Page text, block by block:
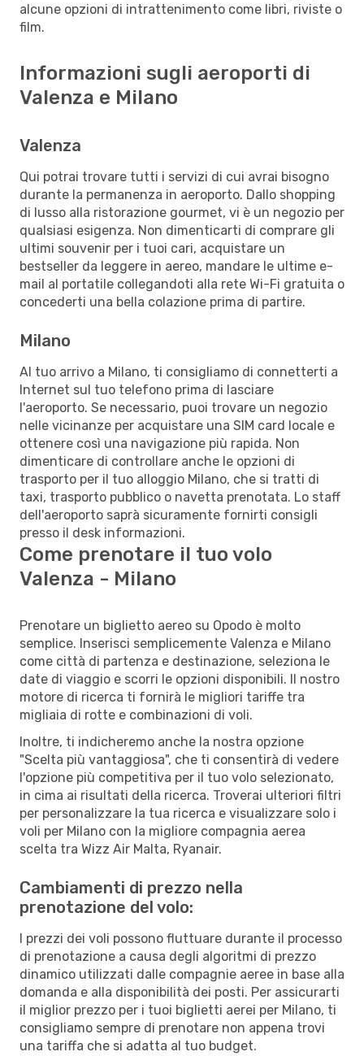
alcune opzioni di intrattenimento come libri, riviste o
film.
Informazioni sugli aeroporti di
Valenza e Milano
Valenza
Qui potrai trovare tutti i servizi di cui avrai bisogno
durante la permanenza in aeroporto. Dallo shopping
di lusso alla ristorazione gourmet, vi è un negozio per
qualsiasi esigenza. Non dimenticarti di comprare gli
ultimi souvenir per i tuoi cari, acquistare un
bestseller da leggere in aereo, mandare le ultime e-
mail al portatile collegandoti alla rete Wi-Fi gratuita o
concederti una bella colazione prima di partire.
Milano
Al tuo arrivo a Milano, ti consigliamo di connetterti a
Internet sul tuo telefono prima di lasciare
l'aeroporto. Se necessario, puoi trovare un negozio
nelle vicinanze per acquistare una SIM card locale e
ottenere così una navigazione più rapida. Non
dimenticare di controllare anche le opzioni di
trasporto per il tuo alloggio Milano, che si tratti di
taxi, trasporto pubblico o navetta prenotata. Lo staff
dell'aeroporto saprà sicuramente fornirti consigli
presso il desk informazioni.
Come prenotare il tuo volo
Valenza - Milano
Prenotare un biglietto aereo su Opodo è molto
semplice. Inserisci semplicemente Valenza e Milano
come città di partenza e destinazione, seleziona le
date di viaggio e scorri le opzioni disponibili. Il nostro
motore di ricerca ti fornirà le migliori tariffe tra
migliaia di rotte e combinazioni di voli.
Inoltre, ti indicheremo anche la nostra opzione
"Scelta più vantaggiosa", che ti consentirà di vedere
l'opzione più competitiva per il tuo volo selezionato,
in cima ai risultati della ricerca. Troverai ulteriori filtri
per personalizzare la tua ricerca e visualizzare solo i
voli per Milano con la migliore compagnia aerea
scelta tra Wizz Air Malta, Ryanair.
Cambiamenti di prezzo nella
prenotazione del volo:
I prezzi dei voli possono fluttuare durante il processo
di prenotazione a causa degli algoritmi di prezzo
dinamico utilizzati dalle compagnie aeree in base alla
domanda e alla disponibilità dei posti. Per assicurarti
il miglior prezzo per i tuoi biglietti aerei per Milano, ti
consigliamo sempre di prenotare non appena trovi
una tariffa che si adatta al tuo budget.